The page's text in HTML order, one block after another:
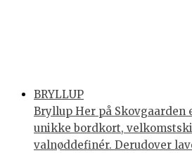
BRYLLUP
Bryllup Her på
unikke bordkort,
valnøddefinér. Derudover